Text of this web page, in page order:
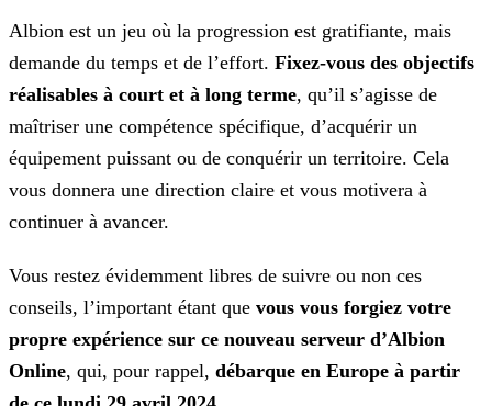
Albion est un jeu où la progression est gratifiante, mais
demande du temps et de l’effort. Fixez-vous des objectifs
réalisables à court et à long terme, qu’il s’agisse de
maîtriser une compétence spécifique, d’acquérir un
équipement puissant ou de conquérir un territoire. Cela
vous donnera une direction claire et vous motivera à
continuer à avancer.
Vous restez évidemment libres de suivre ou non ces
conseils, l’important étant que vous vous forgiez votre
propre expérience sur ce nouveau serveur d’Albion
Online, qui, pour rappel, débarque en Europe à partir